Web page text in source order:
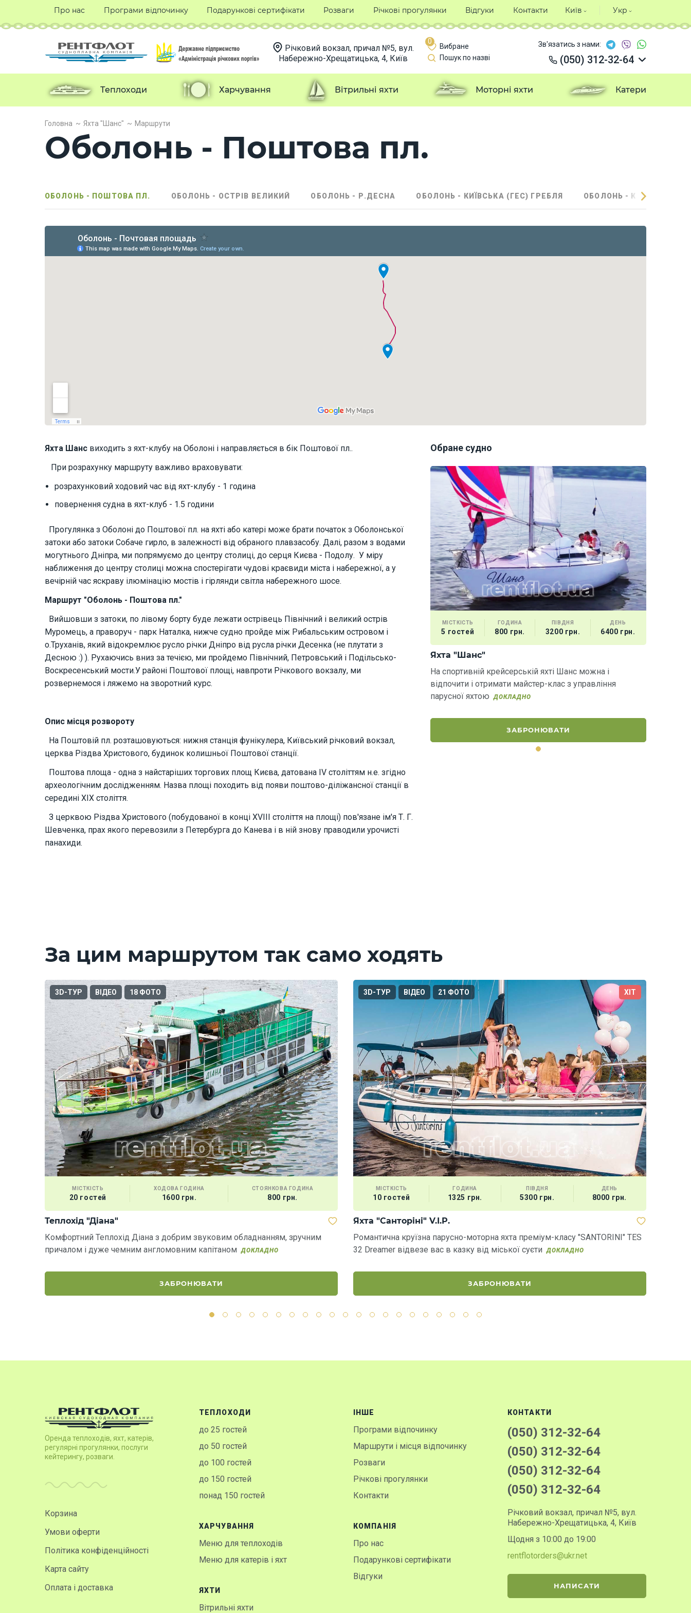
Головна Яхта "Шанс" Маршрути
Оболонь - Поштова пл.
ОБОЛОНЬ - ПОШТОВА ПЛ. ОБОЛОНЬ - ОСТРІВ ВЕЛИКИЙ ОБОЛОНЬ - Р.ДЕСНА ОБОЛОНЬ - КИЇВСЬКА (ГЕС) ГРЕБЛЯ ОБОЛОНЬ - КИЇВСЬКЕ
Яхта Шанс виходить з яхт-клубу на Оболоні і направляється в бік Поштової пл..
При розрахунку маршруту важливо враховувати:
розрахунковий ходовий час від яхт-клубу - 1 година
повернення судна в яхт-клуб - 1.5 години
Прогулянка з Оболоні до Поштової пл. на яхті або катері може брати початок з Оболонської
затоки або затоки Собаче гирло, в залежності від обраного плавзасобу. Далі, разом з водами
могутнього Дніпра, ми попрямуємо до центру столиці, до серця Києва - Подолу. У міру
наближення до центру столиці можна спостерігати чудові краєвиди міста і набережної, а у
вечірній час яскраву ілюмінацію мостів і гірлянди світла набережного шосе.
Маршрут "Оболонь - Поштова пл."
Вийшовши з затоки, по лівому борту буде лежати острівець Північний і великий острів
Муромець, а праворуч - парк Наталка, нижче судно пройде між Рибальським островом і
о.Труханів, який відокремлює русло річки Дніпро від русла річки Десенка (не плутати з
Десною :) ). Рухаючись вниз за течією, ми пройдемо Північний, Петровський і Подільсько-
Воскресенський мости.У районі Поштової площі, навпроти Річкового вокзалу, ми
розвернемося і ляжемо на зворотний курс.
Опис місця розвороту
На Поштовій пл. розташовуються: нижня станція фунікулера, Київський річковий вокзал,
церква Різдва Христового, будинок колишньої Поштової станції.
Поштова площа - одна з найстаріших торгових площ Києва, датована IV століттям н.е. згідно
археологічним дослідженням. Назва площі походить від появи поштово-діліжансної станції в
середині XIX століття.
З церквою Різдва Христового (побудованої в конці XVIII століття на площі) пов'язане ім'я Т. Г.
Шевченка, прах якого перевозили з Петербурга до Канева і в ній знову праводили урочисті
панахиди.
Обране судно
МІСТКІСТЬ
5 гостей
ГОДИНА
800 грн.
ПІВДНЯ
3200 грн.
ДЕНЬ
6400 грн.
Яхта "Шанс"
На спортивній крейсерській яхті Шанс можна і
відпочити і отримати майстер-клас з управління
парусної яхтою
ДОКЛАДНО
ЗАБРОНЮВАТИ
За цим маршрутом так само ходять
3D-ТУР ВІДЕО 18 ФОТО
МІСТКІСТЬ
20 гостей
ХОДОВА ГОДИНА
1600 грн.
СТОЯНКОВА ГОДИНА
800 грн.
Теплохід "Діана"
Комфортний Теплохід Діана з добрим звуковим обладнанням, зручним
причалом і дуже чемним англомовним капітаном
ДОКЛАДНО
ЗАБРОНЮВАТИ
3D-ТУР ВІДЕО 21 ФОТО ХІТ
МІСТКІСТЬ
10 гостей
ГОДИНА
1325 грн.
ПІВДНЯ
5300 грн.
ДЕНЬ
8000 грн.
Яхта "Санторіні" V.I.P.
Романтична круїзна парусно-моторна яхта преміум-класу "SANTORINI" TES
32 Dreamer відвезе вас в казку від міської суєти
ДОКЛАДНО
ЗАБРОНЮВАТИ
Оренда теплоходів, яхт, катерів,
регулярні прогулянки, послуги
кейтерингу, розваги.
Корзина
Умови оферти
Політика конфіденційності
Карта сайту
Оплата і доставка
ТЕПЛОХОДИ
до 25 гостей
до 50 гостей
до 100 гостей
до 150 гостей
понад 150 гостей
ХАРЧУВАННЯ
Меню для теплоходів
Меню для катерів і яхт
ЯХТИ
Вітрильні яхти
IНШЕ
Програми відпочинку
Маршрути і місця відпочинку
Розваги
Річкові прогулянки
Контакти
КОМПАНІЯ
Про нас
Подарункові сертифікати
Відгуки
КОНТАКТИ
(050) 312-32-64
(050) 312-32-64
(050) 312-32-64
(050) 312-32-64
Річковий вокзал, причал №5, вул.
Набережно-Хрещатицька, 4, Київ
Щодня з 10:00 до 19:00
rentflotorders@ukr.net
НАПИСАТИ
Про нас Програми відпочинку Подарункові сертифікати Розваги Річкові прогулянки Відгуки Контакти Київ Укр
Річковий вокзал, причал №5, вул.
Набережно-Хрещатицька, 4, Київ
0
Вибране
Пошук по назві
Зв'язатись з нами:
(050) 312-32-64
(050) 312-32-64
(050) 312-32-64
(050) 312-32-64
Теплоходи Харчування Вітрильні яхти Моторні яхти Катери